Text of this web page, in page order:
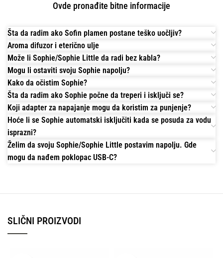
Ovde pronađite bitne informacije
Šta da radim ako Sofin plamen postane teško uočljiv?
Aroma difuzor i eterično ulje
Može li Sophie/Sophie Little da radi bez kabla?
Mogu li ostaviti svoju Sophie napolju?
Kako da očistim Sophie?
Šta da radim ako Sophie počne da treperi i isključi se?
Koji adapter za napajanje mogu da koristim za punjenje?
Hoće li se Sophie automatski isključiti kada se posuda za vodu
isprazni?
Želim da svoju Sophie/Sophie Little postavim napolju. Gde
mogu da nađem poklopac USB-C?
SLIČNI PROIZVODI